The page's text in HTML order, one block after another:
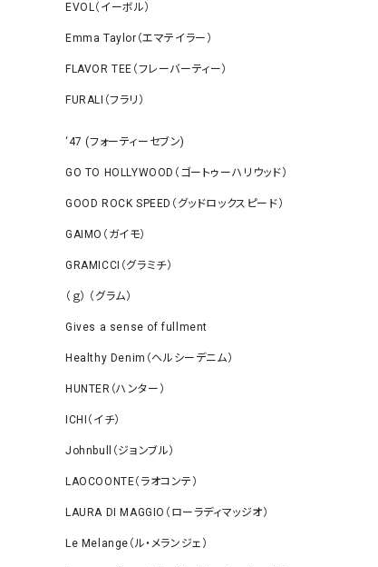
EVOL（イーボル）
Emma Taylor（エマテイラー）
FLAVOR TEE（フレーバーティー）
FURALI（フラリ）
‘47 (フォーティーセブン)
GO TO HOLLYWOOD（ゴートゥーハリウッド）
GOOD ROCK SPEED（グッドロックスピード）
GAIMO（ガイモ）
GRAMICCI（グラミチ）
（ｇ） （グラム）
Gives a sense of fullment
Healthy Denim（ヘルシーデニム）
HUNTER（ハンター）
ICHI（イチ）
Johnbull（ジョンブル）
LAOCOONTE（ラオコンテ）
LAURA DI MAGGIO（ローラディマッジオ）
Le Melange（ル・メランジェ）